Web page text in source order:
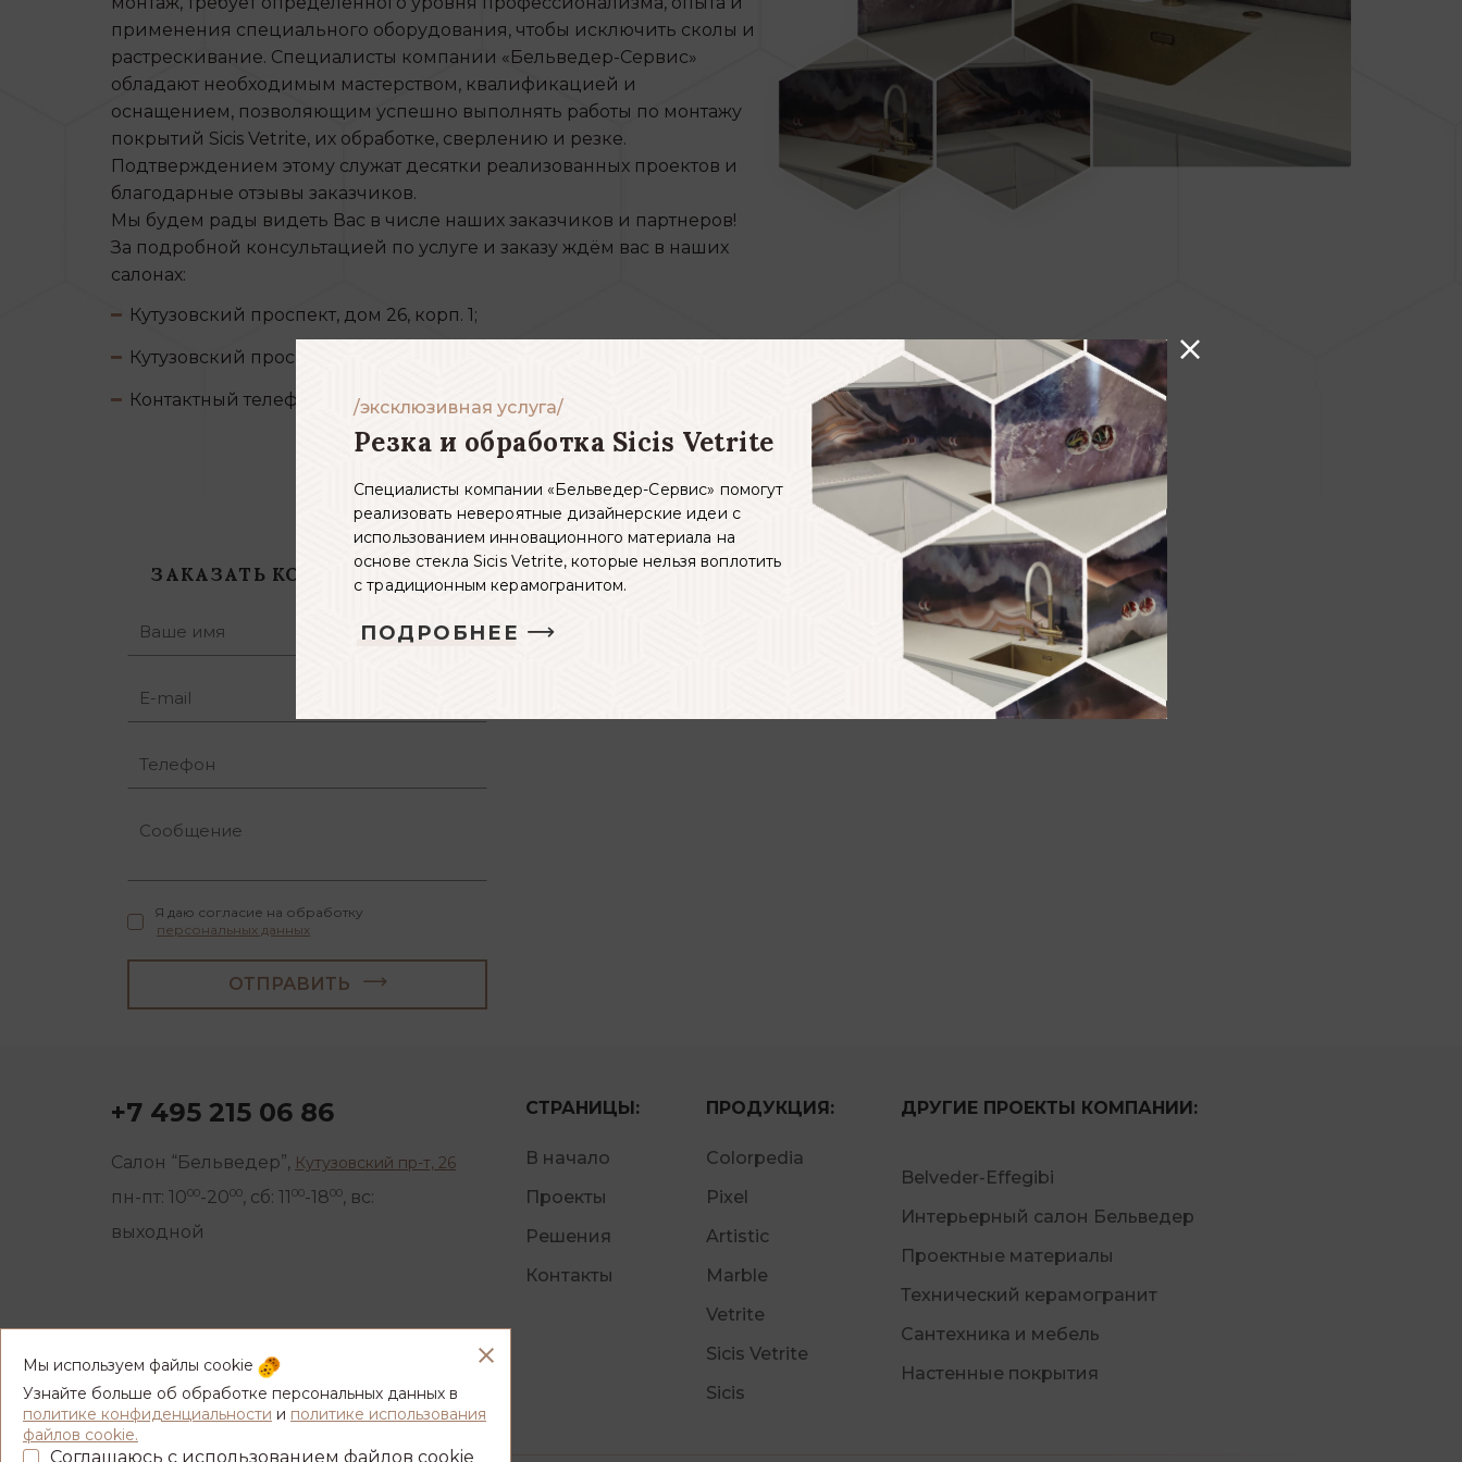
применения специального оборудования, чтобы исключить сколы и
растрескивание. Специалисты компании «Бельведер-Сервис»
обладают необходимым мастерством, квалификацией и
оснащением, позволяющим успешно выполнять работы по монтажу
покрытий Sicis Vetrite, их обработке, сверлению и резке.
Подтверждением этому служат десятки реализованных проектов и
благодарные отзывы заказчиков.
Мы будем рады видеть Вас в числе наших заказчиков и партнеров!
За подробной консультацией по услуге и заказу ждём вас в наших
салонах:
Кутузовский проспект, дом 26, корп. 1;
Кутузовский проспект, дом 26, корп. 3;
Контактный телефон 8 (499) 444 77 02
ЗАКАЗАТЬ КОНСУЛЬТАЦИЮ
Я даю согласие на обработку
персональных данных
ОТПРАВИТЬ
+7 495 215 06 86
Салон “Бельведер”, Кутузовский пр-т, 26
пн-пт: 1000-2000, сб: 1100-1800, вс:
выходной
СТРАНИЦЫ:
В начало
Проекты
Решения
Контакты
ПРОДУКЦИЯ:
Colorpedia
Pixel
Artistic
Marble
Vetrite
Sicis Vetrite
Sicis
ДРУГИЕ ПРОЕКТЫ КОМПАНИИ:
Belveder-Effegibi
Интерьерный салон Бельведер
Проектные материалы
Технический керамогранит
Сантехника и мебель
Настенные покрытия
/эксклюзивная услуга/
Резка и обработка Sicis Vetrite
Специалисты компании «Бельведер-Сервис» помогут
реализовать невероятные дизайнерские идеи с
использованием инновационного материала на
основе стекла Sicis Vetrite, которые нельзя воплотить
с традиционным керамогранитом.
ПОДРОБНЕЕ
Мы используем файлы cookie
Узнайте больше об обработке персональных данных в
политике конфиденциальности и политике использования
файлов cookie.
Соглашаюсь с использованием файлов cookie